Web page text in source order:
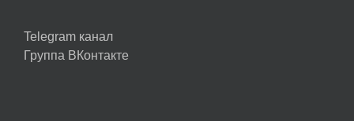
Telegram канал
Группа ВКонтакте